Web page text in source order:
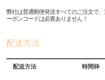
弊社は普通郵便発送すべてのご注文で
ーポンコードは必要ありません！
配送方法
配送方法 時間枠